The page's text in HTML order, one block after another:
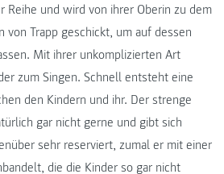
Reihe und wird von ihrer Oberin zu dem
von Trapp geschickt, um auf dessen
Mit ihrer unkomplizierten Art
zum Singen. Schnell entsteht eine
den Kindern und ihr. Der strenge
gar nicht gerne und gibt sich
sehr reserviert, zumal er mit einer
die die Kinder so gar nicht